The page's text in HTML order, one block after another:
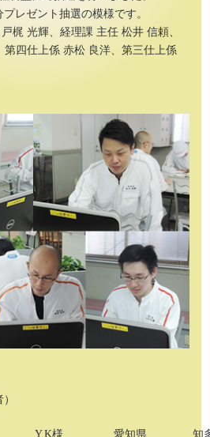
レゼント抽選の模様です。
梶 光輝、経理課 主任 松井 信頼、
第四仕上係 赤松 良洋、第三仕上係
Y.K様
愛知県
知